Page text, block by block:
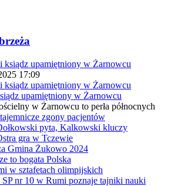
17:09
upamiętniony w Żarnowcu
w Żarnowcu to perła północnych
zgony pacjentów
pyta, Kalkowski kluczy
gra w Tczewie
Gmina Żukowo 2024
to bogata Polska
w sztafetach olimpijskich
nr 10 w Rumi poznaje tajniki nauki